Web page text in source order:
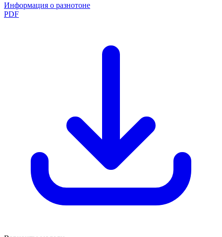
Информация о разнотоне
PDF